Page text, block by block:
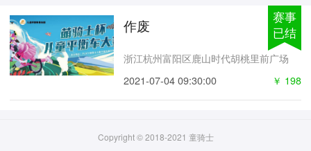
赛事
已结
束
作废
浙江杭州富阳区鹿山时代胡桃里前广场
2021-07-04 09:30:00
￥ 198
Copyright © 2018-2021 童骑士